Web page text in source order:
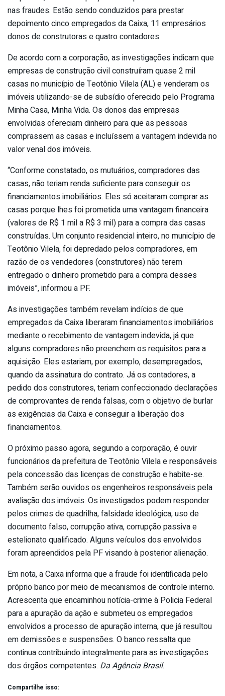
nas fraudes. Estão sendo conduzidos para prestar
depoimento cinco empregados da Caixa, 11 empresários
donos de construtoras e quatro contadores.
De acordo com a corporação, as investigações indicam que
empresas de construção civil construíram quase 2 mil
casas no município de Teotônio Vilela (AL) e venderam os
imóveis utilizando-se de subsídio oferecido pelo Programa
Minha Casa, Minha Vida. Os donos das empresas
envolvidas ofereciam dinheiro para que as pessoas
comprassem as casas e incluíssem a vantagem indevida no
valor venal dos imóveis.
“Conforme constatado, os mutuários, compradores das
casas, não teriam renda suficiente para conseguir os
financiamentos imobiliários. Eles só aceitaram comprar as
casas porque lhes foi prometida uma vantagem financeira
(valores de R$ 1 mil a R$ 3 mil) para a compra das casas
construídas. Um conjunto residencial inteiro, no município de
Teotônio Vilela, foi depredado pelos compradores, em
razão de os vendedores (construtores) não terem
entregado o dinheiro prometido para a compra desses
imóveis”, informou a PF.
As investigações também revelam indícios de que
empregados da Caixa liberaram financiamentos imobiliários
mediante o recebimento de vantagem indevida, já que
alguns compradores não preenchem os requisitos para a
aquisição. Eles estariam, por exemplo, desempregados,
quando da assinatura do contrato. Já os contadores, a
pedido dos construtores, teriam confeccionado declarações
de comprovantes de renda falsas, com o objetivo de burlar
as exigências da Caixa e conseguir a liberação dos
financiamentos.
O próximo passo agora, segundo a corporação, é ouvir
funcionários da prefeitura de Teotônio Vilela e responsáveis
pela concessão das licenças de construção e habite-se.
Também serão ouvidos os engenheiros responsáveis pela
avaliação dos imóveis. Os investigados podem responder
pelos crimes de quadrilha, falsidade ideológica, uso de
documento falso, corrupção ativa, corrupção passiva e
estelionato qualificado. Alguns veículos dos envolvidos
foram apreendidos pela PF visando à posterior alienação.
Em nota, a Caixa informa que a fraude foi identificada pelo
próprio banco por meio de mecanismos de controle interno.
Acrescenta que encaminhou notícia-crime à Policia Federal
para a apuração da ação e submeteu os empregados
envolvidos a processo de apuração interna, que já resultou
em demissões e suspensões. O banco ressalta que
continua contribuindo integralmente para as investigações
dos órgãos competentes. Da Agência Brasil.
Compartilhe isso: